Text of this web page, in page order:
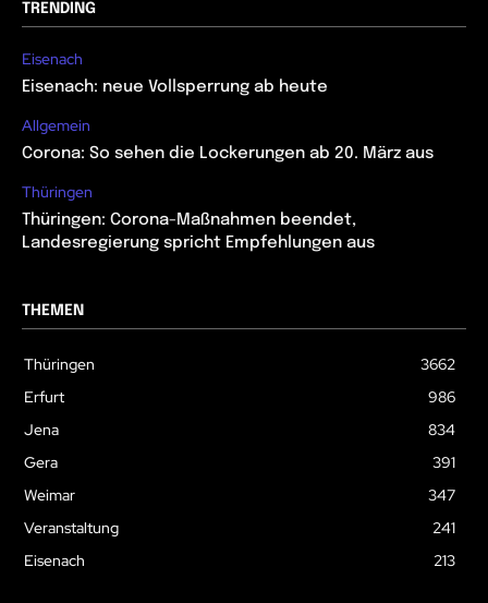
TRENDING
Eisenach
Eisenach: neue Vollsperrung ab heute
Allgemein
Corona: So sehen die Lockerungen ab 20. März aus
Thüringen
Thüringen: Corona-Maßnahmen beendet,
Landesregierung spricht Empfehlungen aus
THEMEN
Thüringen
3662
Erfurt
986
Jena
834
Gera
391
Weimar
347
Veranstaltung
241
Eisenach
213